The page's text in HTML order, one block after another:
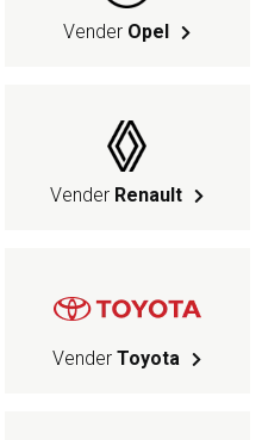
Vender Opel
Vender Renault
VenderToyota